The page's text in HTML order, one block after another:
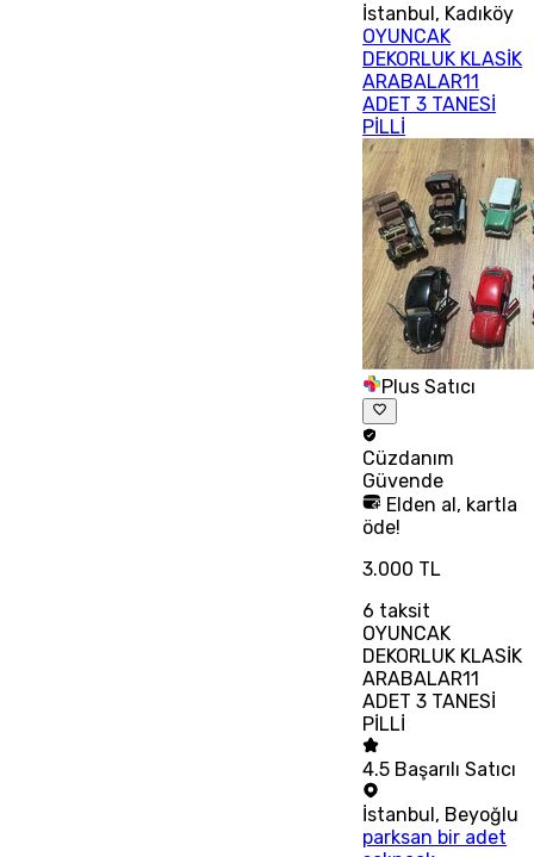
İstanbul, Kadıköy
OYUNCAK
DEKORLUK KLASİK
ARABALAR11
ADET 3 TANESİ
PİLLİ
Plus Satıcı
Cüzdanım
Güvende
Elden al, kartla
öde!
3.000 TL
6 taksit
OYUNCAK
DEKORLUK KLASİK
ARABALAR11
ADET 3 TANESİ
PİLLİ
4.5 Başarılı Satıcı
İstanbul , Beyoğlu
parksan bir adet